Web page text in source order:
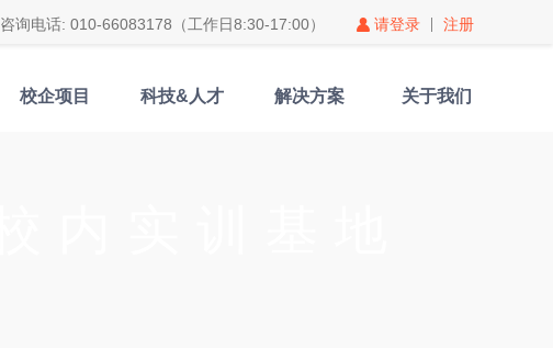
咨询电话: 010-66083178（工作日8:30-17:00） 请登录 注册
校企项目 科技&人才 解决方案 关于我们